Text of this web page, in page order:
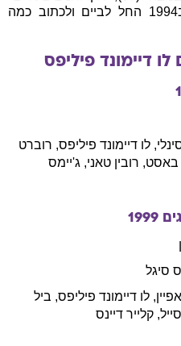
(88), "אומץ תחת אש" (96). ב1994 החל לביים ולכתוב כמה
לו דיימונד פיליפס
, לו דיימונד פיליפס, רוברט
באסט, רובין טאני, ג'יימס
1999
סיגל
, לו דיימונד פיליפס, ביל
, קלייר דיינס